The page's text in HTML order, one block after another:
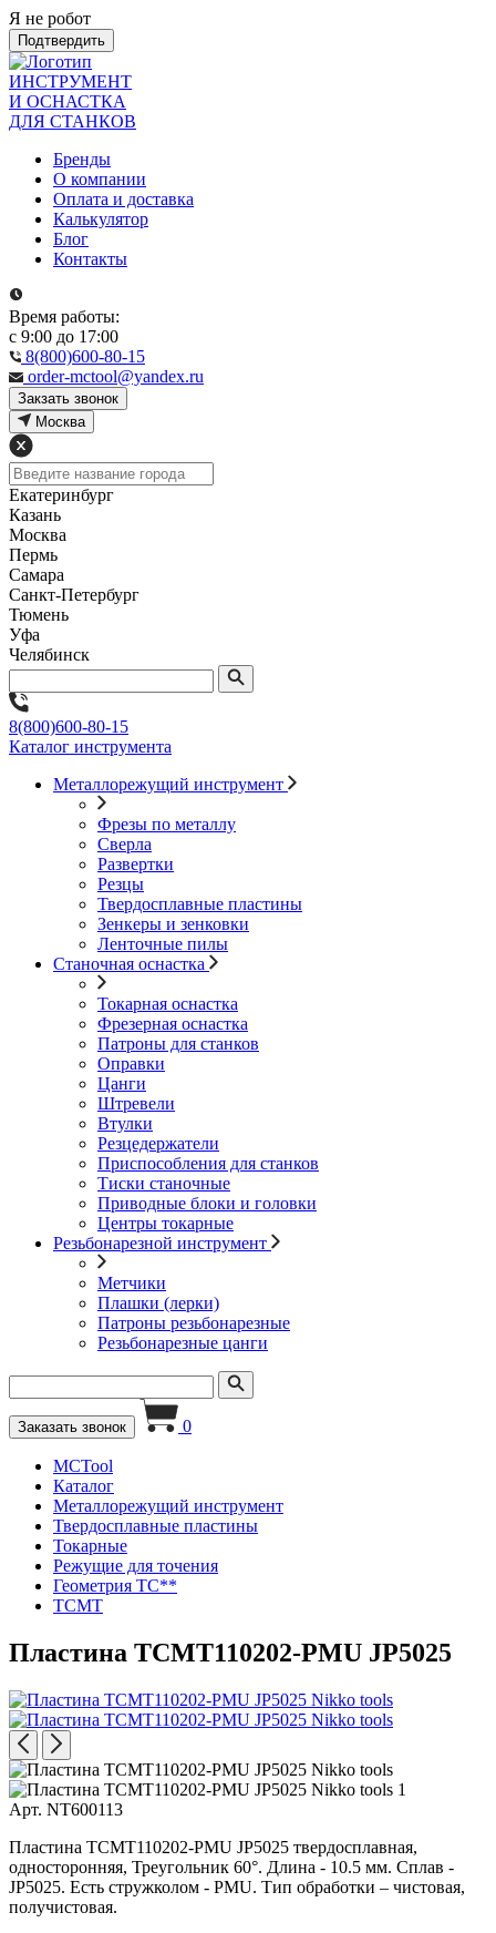
Я не робот
Подтвердить
ИНСТРУМЕНТ
И ОСНАСТКА
ДЛЯ СТАНКОВ
Бренды
О компании
Оплата и доставка
Калькулятор
Блог
Контакты
Время работы:
с 9:00 до 17:00
8(800)600-80-15
order-mctool@yandex.ru
Закзать звонок
Москва
Екатеринбург
Казань
Москва
Пермь
Самара
Санкт-Петербург
Тюмень
Уфа
Челябинск
8(800)600-80-15
Каталог инструмента
Металлорежущий инструмент
Фрезы по металлу
Сверла
Развертки
Резцы
Твердосплавные пластины
Зенкеры и зенковки
Ленточные пилы
Станочная оснастка
Токарная оснастка
Фрезерная оснастка
Патроны для станков
Оправки
Цанги
Штревели
Втулки
Резцедержатели
Приспособления для станков
Тиски станочные
Приводные блоки и головки
Центры токарные
Резьбонарезной инструмент
Метчики
Плашки (лерки)
Патроны резьбонарезные
Резьбонарезные цанги
Заказать звонок 0
MCTool
Каталог
Металлорежущий инструмент
Твердосплавные пластины
Токарные
Режущие для точения
Геометрия TC**
TCMT
Пластина TCMT110202-PMU JP5025
Арт. NT600113
Пластина TCMT110202-PMU JP5025 твердосплавная,
односторонняя, Треугольник 60°. Длина - 10.5 мм. Сплав -
JP5025. Есть стружколом - PMU. Тип обработки – чистовая,
получистовая.